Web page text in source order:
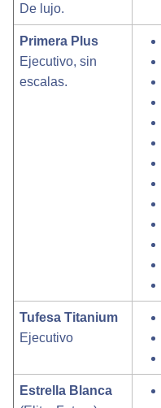
De lujo.
Primera Plus
Ejecutivo, sin
escalas.
Tufesa Titanium
Ejecutivo
Estrella Blanca